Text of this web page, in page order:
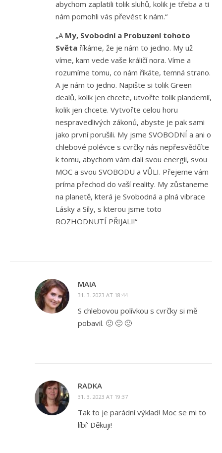
abychom zaplatili tolik sluhů, kolik je třeba a ti
nám pomohli vás převést k nám.“
„A My, Svobodní a Probuzení tohoto
Světa říkáme, že je nám to jedno. My už
víme, kam vede vaše králičí nora. Víme a
rozumíme tomu, co nám říkáte, temná strano.
A je nám to jedno. Napište si tolik Green
dealů, kolik jen chcete, utvořte tolik plandemií,
kolik jen chcete. Vytvořte celou horu
nespravedlivých zákonů, abyste je pak sami
jako první porušili. My jsme SVOBODNÍ a ani o
chlebové polévce s cvrčky nás nepřesvědčíte
k tomu, abychom vám dali svou energii, svou
MOC a svou SVOBODU a VŮLI. Přejeme vám
príma přechod do vaší reality. My zůstaneme
na planetě, která je Svobodná a plná vibrace
Lásky a Síly, s kterou jsme toto
ROZHODNUTÍ PŘIJALI!“
MAIA
31. 3. 2023 AT 18:44
S chlebovou polívkou s cvrčky si mě
pobavil. 🙂 🙂 🙂
RADKA
31. 3. 2023 AT 19:37
Tak to je parádní výklad! Moc se mi to
líbí‘ Děkuji!